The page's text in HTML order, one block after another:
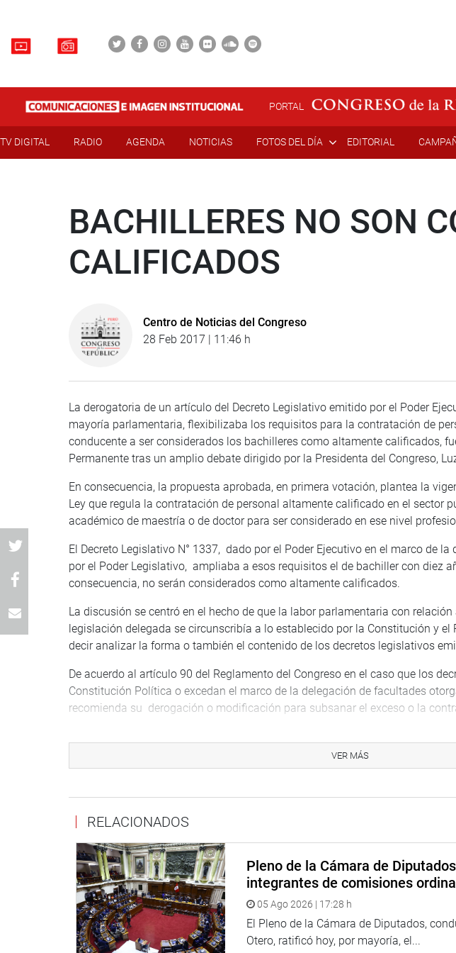
PORTAL
TV DIGITAL RADIO AGENDA NOTICIAS FOTOS DEL DÍA EDITORIAL
BACHILLERES NO SON
CALIFICADOS
Centro de Noticias del Congreso
28 Feb 2017 | 11:46 h
La derogatoria de un artículo del Decreto Legislativo emitido por el Poder
mayoría parlamentaria, flexibilizaba los requisitos para la contratación de
conducente a ser considerados los bachilleres como altamente calificados,
Permanente tras un amplio debate dirigido por la Presidenta del Congreso,
En consecuencia, la propuesta aprobada, en primera votación, plantea la
Ley que regula la contratación de personal altamente calificado en el sector
académico de maestría o de doctor para ser considerado en ese nivel
El Decreto Legislativo N° 1337, dado por el Poder Ejecutivo en el marco de
por el Poder Legislativo, ampliaba a esos requisitos el de bachiller con diez
consecuencia, no serán considerados como altamente calificados.
La discusión se centró en el hecho de que la labor parlamentaria con
legislación delegada se circunscribía a lo establecido por la Constitución y el
decir analizar la forma o también el contenido de los decretos legislativos
De acuerdo al artículo 90 del Reglamento del Congreso en el caso que los
Constitución Política o excedan el marco de la delegación de facultades
recomienda su derogación o modificación para subsanar el exceso o la
sustentación del dictamen en mayoría señalando que la flexibilización de los
personal altamente calificado a quienes solo ostenten el grado de bachiller
El legislador Mauricio Mulder (CPA) sostuvo que la observación de la
puedo estar en desacuerdo con la propuesta, pero el proceso a seguir es
un proyecto. Ahora solo corresponde evaluar si es anticonstitucional o si
otorgadas”, afirmó. Vicente Zeballos y Juan Sheput, ambos del PPK,
El legislador Héctor Becerril (FP) dijo que el decreto legislativo en referencia,
propio, como en el de un funcionario del Ministerio de Educación.
Para su colega de bancada, Segundo Tapia, el Poder Ejecutivo se excedió en
VER MÁS
RELACIONADOS
Pleno de la Cámara de
integrantes de comisiones
05 Ago 2026 | 17:28 h
El Pleno de la Cámara de Diputados,
Otero, ratificó hoy, por mayoría, el...